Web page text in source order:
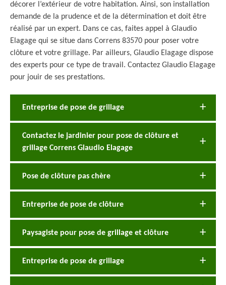
décorer l’extérieur de votre habitation. Ainsi, son installation
demande de la prudence et de la détermination et doit être
réalisé par un expert. Dans ce cas, faites appel à Glaudio
Elagage qui se situe dans Correns 83570 pour poser votre
clôture et votre grillage. Par ailleurs, Glaudio Elagage dispose
des experts pour ce type de travail. Contactez Glaudio Elagage
pour jouir de ses prestations.
Entreprise de pose de grillage
Contactez le jardinier pour pose de clôture et
grillage Correns Glaudio Elagage
Pose de clôture pas chère
Entreprise de pose de clôture
Paysagiste pour pose de grillage et clôture
Entreprise de pose de grillage